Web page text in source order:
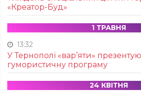
«Креатор-Буд»
1 ТРАВНЯ
13:32
У Тернополі «вар’яти»
гумористичну програму
24 КВІТНЯ